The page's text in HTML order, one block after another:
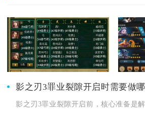
影之刃3罪业裂隙开启时需要做